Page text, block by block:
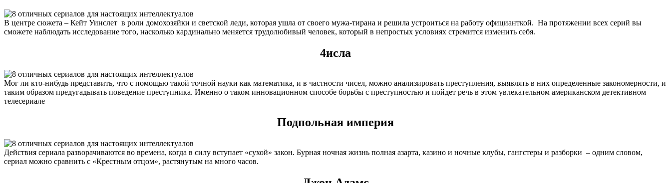
В центре сюжета – Кейт Уинслет в роли домохозяйки и светской леди, которая ушла от своего мужа-тирана и решила устроиться на работу официанткой. На протяжении всех серий вы
сможете наблюдать исследование того, насколько кардинально меняется трудолюбивый человек, который в непростых условиях стремится изменить себя.
4исла
Мог ли кто-нибудь представить, что с помощью такой точной науки как математика, и в частности чисел, можно анализировать преступления, выявлять в них определенные закономерности, и
таким образом предугадывать поведение преступника. Именно о таком инновационном способе борьбы с преступностью и пойдет речь в этом увлекательном американском детективном
телесериале
Подпольная империя
Действия сериала разворачиваются во времена, когда в силу вступает «сухой» закон. Бурная ночная жизнь полная азарта, казино и ночные клубы, гангстеры и разборки – одним словом,
сериал можно сравнить с «Крестным отцом», растянутым на много часов.